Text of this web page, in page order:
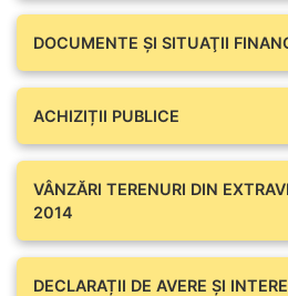
DOCUMENTE ŞI SITUAŢII
ACHIZIȚII PUBLICE
VÂNZĂRI TERENURI DIN
2014
DECLARAȚII DE AVERE ŞI